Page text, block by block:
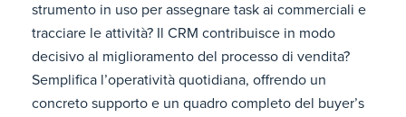
strumento in uso per assegnare task ai commerciali e
tracciare le attività? Il CRM contribuisce in modo
decisivo al miglioramento del processo di vendita?
Semplifica l’operatività quotidiana, offrendo un
concreto supporto e un quadro completo del buyer’s